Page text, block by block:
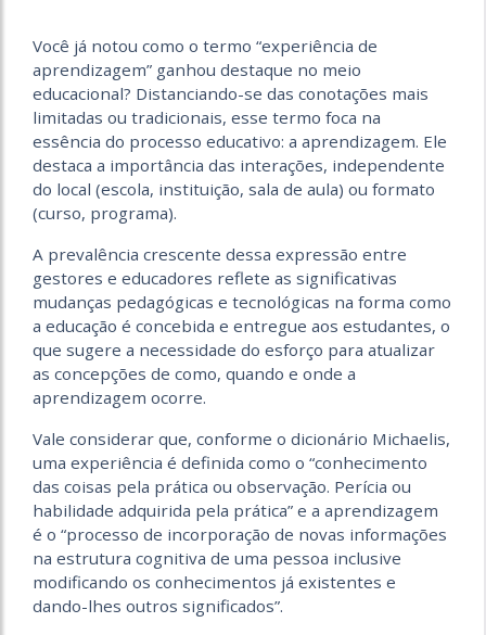
Você já notou como o termo “experiência de
aprendizagem” ganhou destaque no meio
educacional? Distanciando-se das conotações mais
limitadas ou tradicionais, esse termo foca na
essência do processo educativo: a aprendizagem. Ele
destaca a importância das interações, independente
do local (escola, instituição, sala de aula) ou formato
(curso, programa).
A prevalência crescente dessa expressão entre
gestores e educadores reflete as significativas
mudanças pedagógicas e tecnológicas na forma como
a educação é concebida e entregue aos estudantes, o
que sugere a necessidade do esforço para atualizar
as concepções de como, quando e onde a
aprendizagem ocorre.
Vale considerar que, conforme o dicionário Michaelis,
uma experiência é definida como o “conhecimento
das coisas pela prática ou observação. Perícia ou
habilidade adquirida pela prática” e a aprendizagem
é o “processo de incorporação de novas informações
na estrutura cognitiva de uma pessoa inclusive
modificando os conhecimentos já existentes e
dando-lhes outros significados”.